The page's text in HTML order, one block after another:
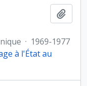
· 1969-1977
à l'État au